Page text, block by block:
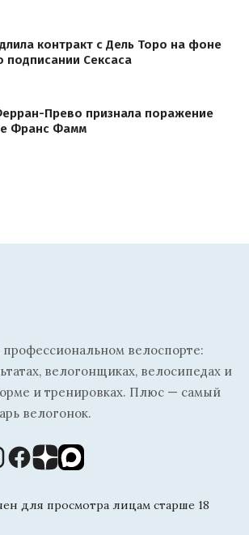
контракт с Дель Торо на фоне
подписании Сексаса
Прево признала поражение
Франс Фамм
профессиональном велоспорте:
велогонщиках, велосипедах и
и тренировках. Плюс — самый
велогонок.
для просмотра лицам старше 18